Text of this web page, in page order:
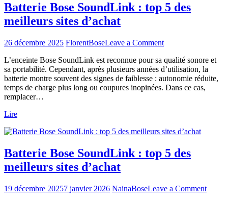
Batterie Bose SoundLink : top 5 des
meilleurs sites d’achat
26 décembre 2025 FlorentBoseLeave a Commenton
Bose
SoundLink
:
top
d’achat
L’enceinte Bose SoundLink est reconnue pour sa qualité sonore et
sa portabilité. Cependant, après plusieurs années d’utilisation, la
batterie montre souvent des signes de faiblesse : autonomie réduite,
temps de charge plus long ou coupures inopinées. Dans ce cas,
remplacer…
Lire
Batterie Bose SoundLink : top 5 des
meilleurs sites d’achat
19 décembre 20257 janvier 2026 NainaBoseLeave a Commenton